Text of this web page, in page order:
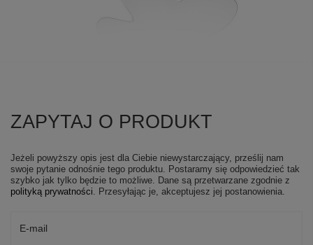
ZAPYTAJ O PRODUKT
Jeżeli powyższy opis jest dla Ciebie niewystarczający, prześlij nam
swoje pytanie odnośnie tego produktu. Postaramy się odpowiedzieć tak
szybko jak tylko będzie to możliwe. Dane są przetwarzane zgodnie z
polityką prywatności. Przesyłając je, akceptujesz jej postanowienia.
E-mail